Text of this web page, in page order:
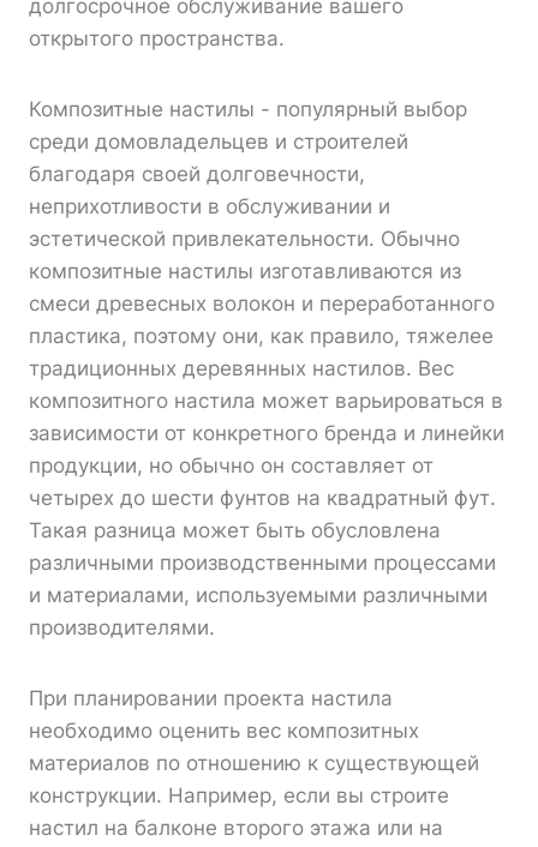
долгосрочное обслуживание вашего
открытого пространства.
Композитные настилы - популярный выбор
среди домовладельцев и строителей
благодаря своей долговечности,
неприхотливости в обслуживании и
эстетической привлекательности. Обычно
композитные настилы изготавливаются из
смеси древесных волокон и переработанного
пластика, поэтому они, как правило, тяжелее
традиционных деревянных настилов. Вес
композитного настила может варьироваться в
зависимости от конкретного бренда и линейки
продукции, но обычно он составляет от
четырех до шести фунтов на квадратный фут.
Такая разница может быть обусловлена
различными производственными процессами
и материалами, используемыми различными
производителями.
При планировании проекта настила
необходимо оценить вес композитных
материалов по отношению к существующей
конструкции. Например, если вы строите
настил на балконе второго этажа или на